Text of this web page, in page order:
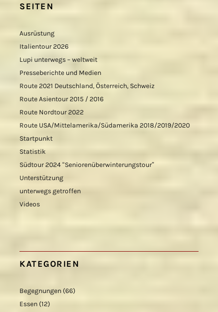
SEITEN
Ausrüstung
Italientour 2026
Lupi unterwegs – weltweit
Presseberichte und Medien
Route 2021 Deutschland, Österreich, Schweiz
Route Asientour 2015 / 2016
Route Nordtour 2022
Route USA/Mittelamerika/Südamerika 2018/2019/2020
Startpunkt
Statistik
Südtour 2024 “Seniorenüberwinterungstour”
Unterstützung
unterwegs getroffen
Videos
KATEGORIEN
Begegnungen (66)
Essen (12)